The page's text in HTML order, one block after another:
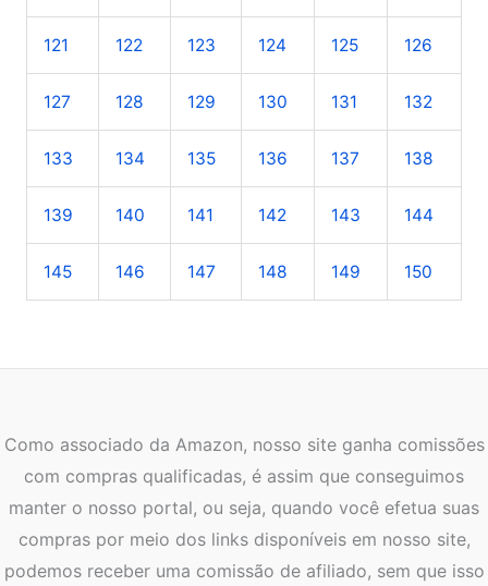
121 122 123 124 125 126
127 128 129 130 131 132
133 134 135 136 137 138
139 140 141 142 143 144
145 146 147 148 149 150
Como associado da Amazon, nosso site ganha comissões
com compras qualificadas, é assim que conseguimos
manter o nosso portal, ou seja, quando você efetua suas
compras por meio dos links disponíveis em nosso site,
podemos receber uma comissão de afiliado, sem que isso